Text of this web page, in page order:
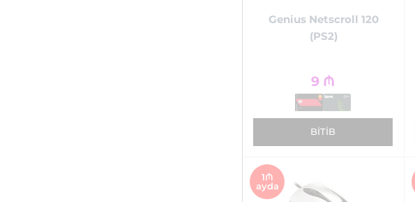
Genius Netscroll 120
(PS2)
9 ₼
BITIB
1₼
ayda